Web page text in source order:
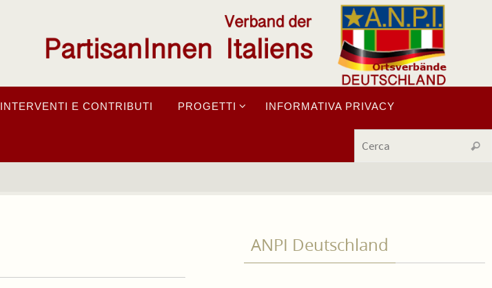
INTERVENTI E CONTRIBUTI PROGETTI INFORMATIVA PRIVACY
Cerca
ANPI Deutschland